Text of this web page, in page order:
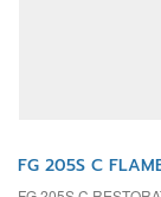
FG 205S C